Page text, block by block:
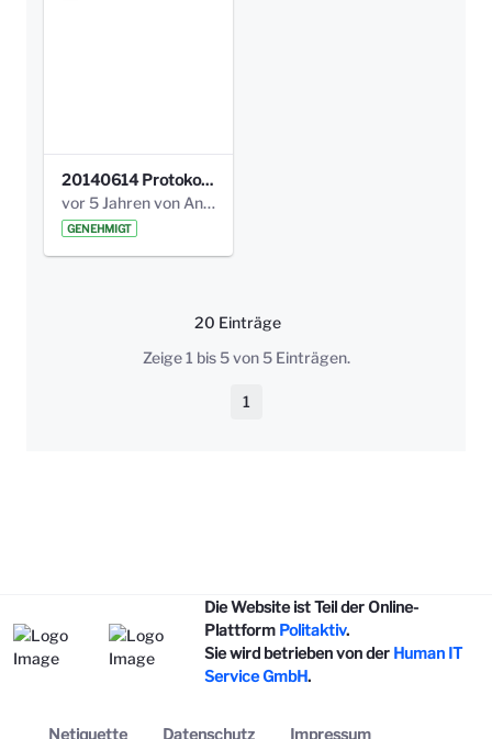
20140614 Protokoll Park Am Gesundheitsamt 00.pdf
vor 5 Jahren von Anni Schlumberger
GENEHMIGT
20 Einträge
Pro Seite
Zeige 1 bis 5 von 5 Einträgen.
Seite
1
Die Website ist Teil der Online-
Plattform Politaktiv.
Sie wird betrieben von der Human IT
Service GmbH.
Netiquette Datenschutz Impressum